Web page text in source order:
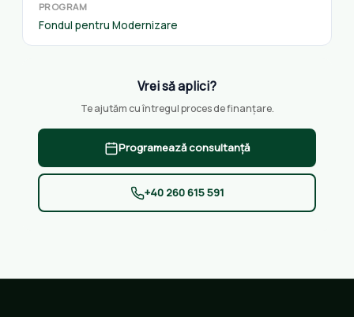
PROGRAM
Fondul pentru Modernizare
Vrei să aplici?
Te ajutăm cu întregul proces de finanțare.
Programează consultanță
+40 260 615 591